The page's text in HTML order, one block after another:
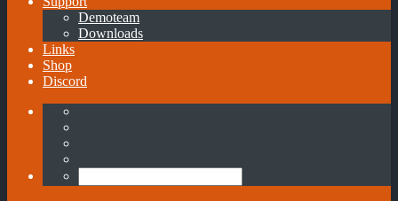
Demoteam
Downloads
Links
Shop
Discord